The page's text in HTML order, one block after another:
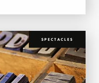
SPECTACLES